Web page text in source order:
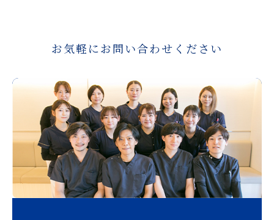
お気軽にお問い合わせください